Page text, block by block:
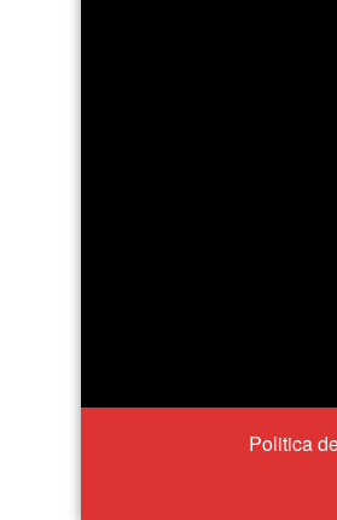
Politica